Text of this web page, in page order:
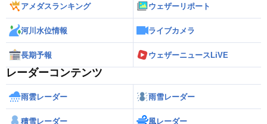
アメダスランキング ウェザーリポート
河川水位情報 ライブカメラ
長期予報 ウェザーニュースLiVE
レーダーコンテンツ
雨雲レーダー 雨雪レーダー
積雪レーダー 風レーダー